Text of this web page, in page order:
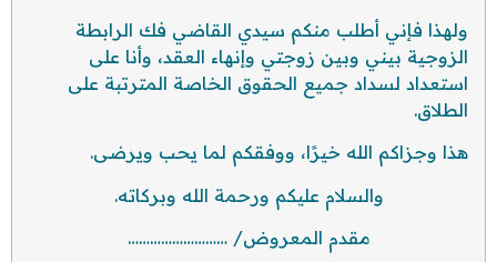
ولهذا فإني أطلب منكم سيدي القاضي فك الرابطة
الزوجية بيني وبين زوجتي وإنهاء العقد، وأنا على
استعداد لسداد جميع الحقوق الخاصة المترتبة على
الطلاق.
هذا وجزاكم الله خيرًا، ووفقكم لما يحب ويرضى.
والسلام عليكم ورحمة الله وبركاته.
مقدم المعروض/ ………………………